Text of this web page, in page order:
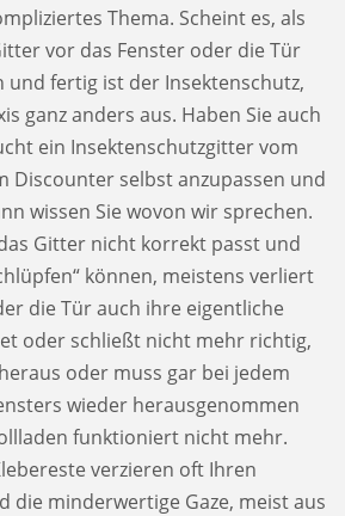
Thema. Scheint es, als
vor das Fenster oder die Tür
fertig ist der Insektenschutz,
ganz anders aus. Haben Sie auch
ein Insektenschutzgitter vom
Discounter selbst anzupassen und
wissen Sie wovon wir sprechen.
Gitter nicht korrekt passt und
können, meistens verliert
die Tür auch ihre eigentliche
oder schließt nicht mehr richtig,
oder muss gar bei jedem
wieder herausgenommen
funktioniert nicht mehr.
verzieren oft Ihren
die minderwertige Gaze, meist aus